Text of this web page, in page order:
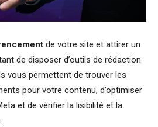
de votre site et attirer un
de disposer d’outils de rédaction
vous permettent de trouver les
pour votre contenu, d’optimiser
et de vérifier la lisibilité et la